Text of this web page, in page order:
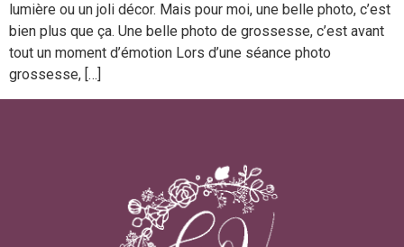
lumière ou un joli décor. Mais pour moi, une belle photo, c’est
bien plus que ça. Une belle photo de grossesse, c’est avant
tout un moment d’émotion Lors d’une séance photo
grossesse, […]